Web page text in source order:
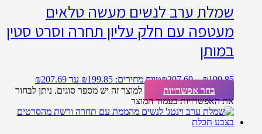
שמלת ערב לנשים מעשה טלאים
מעטפה עם חלק עליון תחרה וסרט סטין
במותן
₪199.85
–
₪207.69 טווח מחירים: ⁦₪199.85⁩ עד ⁦₪207.69⁩
בחר אפשרויות
למוצר זה יש מספר סוגים. ניתן לבחור
את האפשרויות בעמוד המוצר